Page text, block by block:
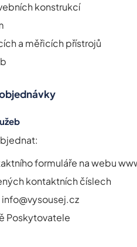
konstrukcí
a měřicích přístrojů
formuláře na webu
kontaktních číslech
Poskytovatele